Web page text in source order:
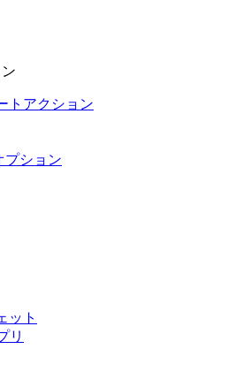
トアクション
プション
ット
リ